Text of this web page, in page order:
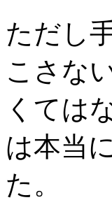
ただし
こさな
くては
は本当
た。